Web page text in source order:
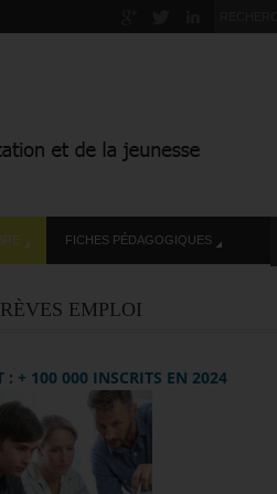
FICHES PÉDAGOGIQUES
EMPLOI
: + 100 000 INSCRITS EN 2024